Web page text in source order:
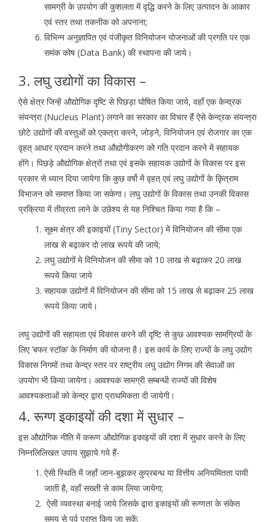
सामग्री के उपयोग की कुशलता में वृद्धि करने के लिए उत्पादन के आकार
एवं स्तर तथा तकनीक को अपनाना;
विभिन्न अनुज्ञापित एवं पंजीकृत विनियोजन योजनाओं की प्रगति पर एक
समंक कोष (Data Bank) की स्थापना की जाये।
3. लघु उद्योगों का विकास –
ऐसे क्षेत्र जिन्हें औद्योगिक दृष्टि से पिछड़ा घोषित किया जाये, वहाँ एक केन्द्रक
संयन्त्रा (Nucleus Plant) लगाने का सरकार का विचार हैं ऐसे केन्द्रक संयन्त्रा
छोटे उद्योगों की वस्तुओं को एकत्रा करने, जोड़ने, विनियोजन एवं रोजगार का एक
वृहत् आधार प्रदान करने तथा औद्योगीकरण को गति प्रदान करने में सहायक
होंगे। पिछड़े औद्योगिक क्षेत्रों तथा एवं इसके सहायक उद्योगों के विकास पर इस
प्रकार से ध्यान दिया जायेगा कि कुछ वर्षो में वृहत् एवं लघु उद्योगों के कृित्राम
विभाजन को समाप्त किया जा सकेगा। लघु उद्योगों के विकास तथा उनकी विकास
प्रक्रिया में तीव्रता लाने के उछेश्य से यह निश्चित किया गया है कि –
सूक्ष्म क्षेत्र की इकाइयों (Tiny Sector) में विनियोजन की सीमा एक
लाख से बढ़ाकर दो लाख रूपये की जाये;
लघु उद्योगों मे विनियोजन की सीमा को 10 लाख से बढ़ाकर 20 लाख
रूपये किया जाये
सहायक उद्योगों में विनियोजन की सीमा को 15 लाख से बढ़ाकर 25 लाख
रूपये किया जाये।
लघु उद्योगों की सहायता एवं विकास करने की दृष्टि से कुछ आवश्यक सामग्रियों के
लिए ‘बफर स्टॉक’ के निर्माण की योजना है। इस कार्य के लिए राज्यों के लघु उद्योग
विकास निगमों तथा केन्द्र स्तर पर राष्ट्रीय लघु उद्योग निगम की सेवाओं का
उपयोग भी किया जायेगा। आवश्यक सामग्री सम्बन्धी राज्यों की विशेष
आवश्यकताओं को केन्द्र द्वारा प्राथमिकता दी जायेगी।
4. रूग्ण इकाइयों की दशा में सुधार –
इस औद्योगिक नीति में करूण औद्योगिक इकाइयों की दशा में सुधार करने के लिए
निम्नलिलिखत उपाय सुझाये गये हैं-
ऐसी स्थिति में जहाँ जान-बूझकर कुप्रबन्ध या वित्तीय अनियमितता पायी
जाती है, वहाँ सख्ती से काम लिया जायेगा;
ऐसी व्यवस्था बनाई जाये जिसके द्वारा इकाइयों की रूग्णता के संकेत
समय से पूर्व प्राप्त किय जा सकें;